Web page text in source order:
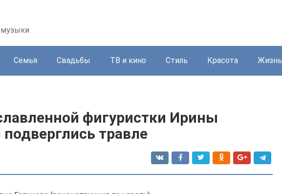
Семья Свадьбы ТВ и кино Стиль Красота Жизнь
фигуристки Ирины
травле